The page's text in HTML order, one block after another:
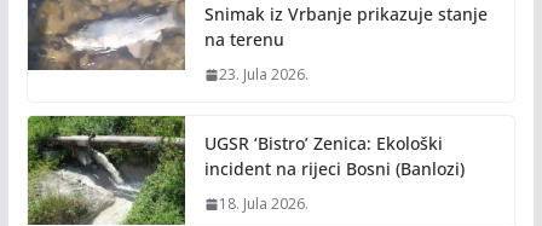
Snimak iz Vrbanje prikazuje stanje
na terenu
23. Jula 2026.
UGSR ‘Bistro’ Zenica: Ekološki
incident na rijeci Bosni (Banlozi)
18. Jula 2026.